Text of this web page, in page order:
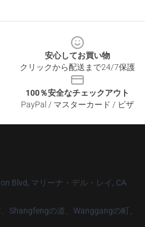
安心してお買い物
クリックから配送まで24/7保護
100％安全なチェックアウト
PayPal / マスターカード / ビザ
Blvd, マリーナ・デル・レイ, CA
Shangfengの道、Wanggangの町、